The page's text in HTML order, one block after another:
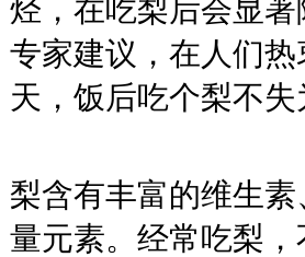
烃，在吃梨后会显
专家建议，在人们
天，饭后吃个梨不
梨含有丰富的维生
量元素。经常吃梨